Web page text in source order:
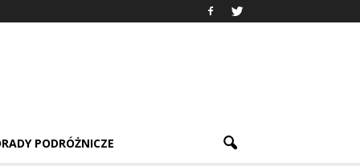
PODRÓŻNICZE